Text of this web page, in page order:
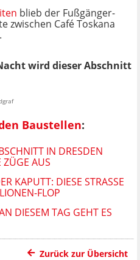
blieb der Fußgänger-
zwischen Café Toskana
wird dieser Abschnitt
Baustellen:
IN DRESDEN
ZÜGE AUS
KAPUTT: DIESE STRASSE I
FLOP
DIESEM TAG GEHT ES
Zurück zur Übersicht